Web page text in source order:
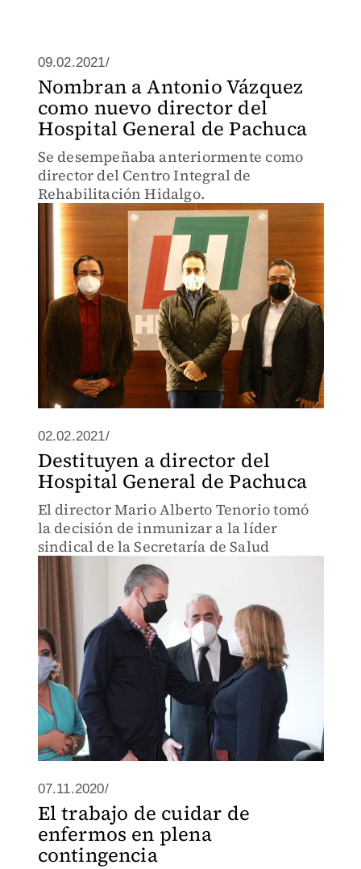
09.02.2021/
Nombran a Antonio Vázquez
como nuevo director del
Hospital General de Pachuca
Se desempeñaba anteriormente como
director del Centro Integral de
Rehabilitación Hidalgo.
02.02.2021/
Destituyen a director del
Hospital General de Pachuca
El director Mario Alberto Tenorio tomó
la decisión de inmunizar a la líder
sindical de la Secretaría de Salud
07.11.2020/
El trabajo de cuidar de
enfermos en plena
contingencia